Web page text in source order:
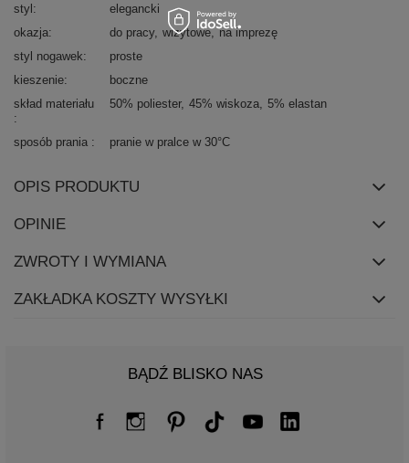
styl
elegancki
okazja
do pracy wizytowe na imprezę
styl nogawek
proste
kieszenie
boczne
skład materiału
50% poliester 45% wiskoza 5% elastan
sposób prania pranie w pralce w 30°C
OPIS PRODUKTU
OPINIE
ZWROTY I WYMIANA
ZAKŁADKA KOSZTY WYSYŁKI
BĄDŹ BLISKO NAS